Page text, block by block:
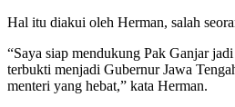
Hal itu diakui oleh Herman, salah
“Saya siap mendukung Pak Ganjar
terbukti menjadi Gubernur Jawa
menteri yang hebat,” kata Herman.